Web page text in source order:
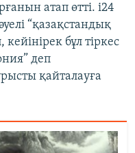
атап өтті. i24
“қазақстандық
бұл тіркес
деп
қайталауға